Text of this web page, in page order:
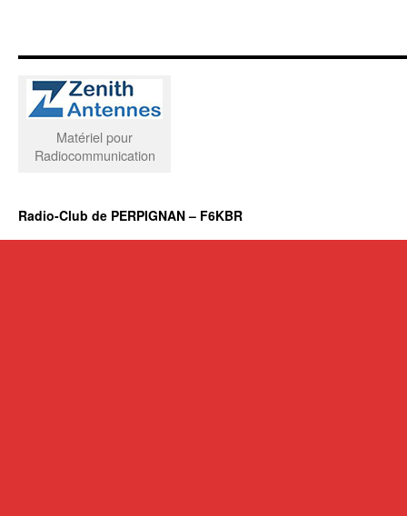
Matériel pour
Radiocommunication
Radio-Club de PERPIGNAN – F6KBR